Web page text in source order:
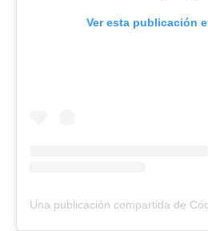
Ver esta publicación